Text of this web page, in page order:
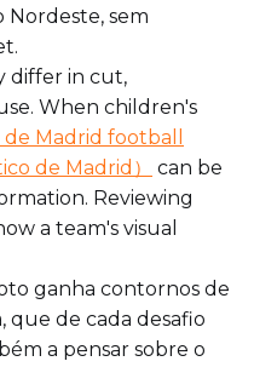
sem
differ in cut,
When children's
Madrid football
de Madrid）
can be
Reviewing
a team's visual
ganha contornos de
que de cada desafio
a pensar sobre o